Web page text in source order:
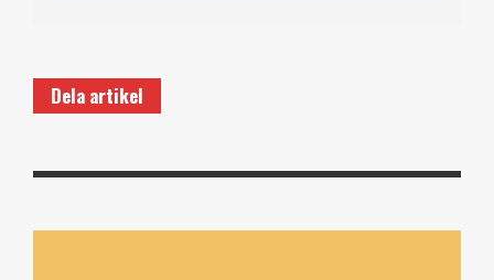
Dela artikel